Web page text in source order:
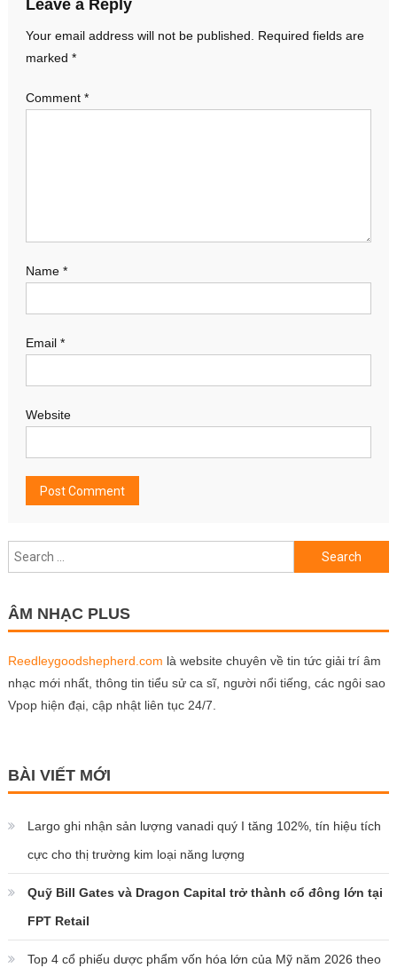
Leave a Reply
Your email address will not be published.
Required fields are
marked *
Comment *
Name *
Email *
Website
Search
for:
ÂM NHẠC PLUS
Reedleygoodshepherd.com là website chuyên về tin tức giải trí âm
nhạc mới nhất, thông tin tiểu sử ca sĩ, người nổi tiếng, các ngôi sao
Vpop hiện đại, cập nhật liên tục 24/7.
BÀI VIẾT MỚI
Largo ghi nhận sản lượng vanadi quý I tăng 102%, tín hiệu tích
cực cho thị trường kim loại năng lượng
Quỹ Bill Gates và Dragon Capital trở thành cổ đông lớn tại
FPT Retail
Top 4 cổ phiếu dược phẩm vốn hóa lớn của Mỹ năm 2026 theo